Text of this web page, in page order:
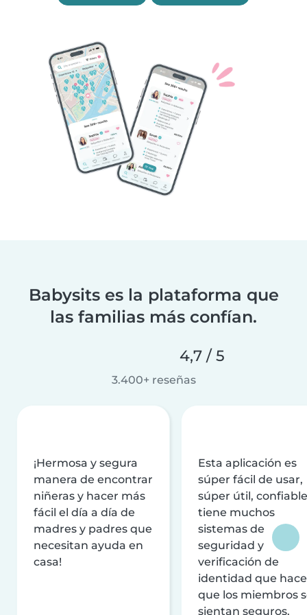
Babysits es la plataforma que
las familias más confían.
4,7 / 5
3.400+ reseñas
¡Hermosa y segura
manera de encontrar
niñeras y hacer más
fácil el día a día de
madres y padres que
necesitan ayuda en
casa!
Esta aplicación es
súper fácil de usar,
súper útil,
tiene muchos
sistemas de
seguridad y
verificación de
identidad que
que los miembros
sientan seguros.